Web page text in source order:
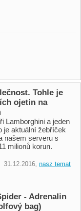
Tohle je
ojetin na
Lamborghini a jeden
je aktuální žebříček
našem serveru s
milionů korun.
31.12.2016, nasz temat
- Adrenalin
bag)